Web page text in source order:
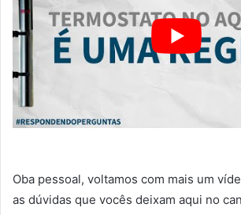
Oba pessoal, voltamos com mais um
as dúvidas que vocês deixam aqui no